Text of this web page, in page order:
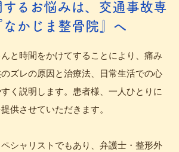
るお悩みは、交通事故専
かじま整骨院』へ
と時間をかけてすることにより、痛み
ズレの原因と治療法、日常生活での心
く説明します。患者様、一人ひとりに
供させていただきます。
シャリストでもあり、弁護士・整形外